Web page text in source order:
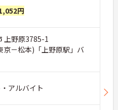
円
上野原3785-1
京－松本)「上野原駅」バ
アルバイト